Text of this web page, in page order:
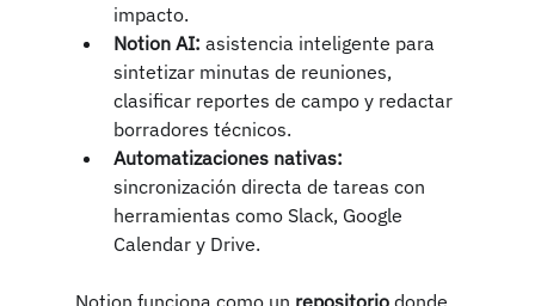
impacto.
Notion AI: asistencia inteligente para
sintetizar minutas de reuniones,
clasificar reportes de campo y redactar
borradores técnicos.
Automatizaciones nativas:
sincronización directa de tareas con
herramientas como Slack, Google
Calendar y Drive.
Notion funciona como un repositorio donde